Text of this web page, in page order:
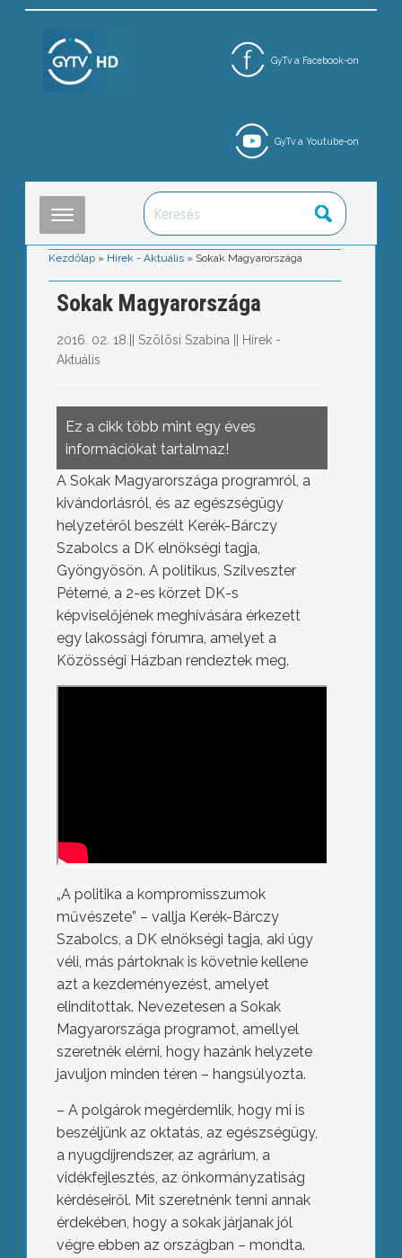
GyTv a Facebook-on
GyTv a Youtube-on
Kezdőlap » Hírek - Aktuális » Sokak Magyarországa
Sokak Magyarországa
2016. 02. 18. Szõlõsi Szabina
Hírek -
Aktuális
Ez a cikk több mint egy éves
információkat tartalmaz!
A Sokak Magyarországa programról, a
kivándorlásról, és az egészségügy
helyzetéről beszélt Kerék-Bárczy
Szabolcs a DK elnökségi tagja,
Gyöngyösön. A politikus, Szilveszter
Péterné, a 2-es körzet DK-s
képviselőjének meghívására érkezett
egy lakossági fórumra, amelyet a
Közösségi Házban rendeztek meg.
„A politika a kompromisszumok
művészete” – vallja Kerék-Bárczy
Szabolcs, a DK elnökségi tagja, aki úgy
véli, más pártoknak is követnie kellene
azt a kezdeményezést, amelyet
elindítottak. Nevezetesen a Sokak
Magyarországa programot, amellyel
szeretnék elérni, hogy hazánk helyzete
javuljon minden téren – hangsúlyozta.
– A polgárok megérdemlik, hogy mi is
beszéljünk az oktatás, az egészségügy,
a nyugdíjrendszer, az agrárium, a
vidékfejlesztés, az önkormányzatiság
kérdéseiről. Mit szeretnénk tenni annak
érdekében, hogy a sokak járjanak jól
végre ebben az országban – mondta.